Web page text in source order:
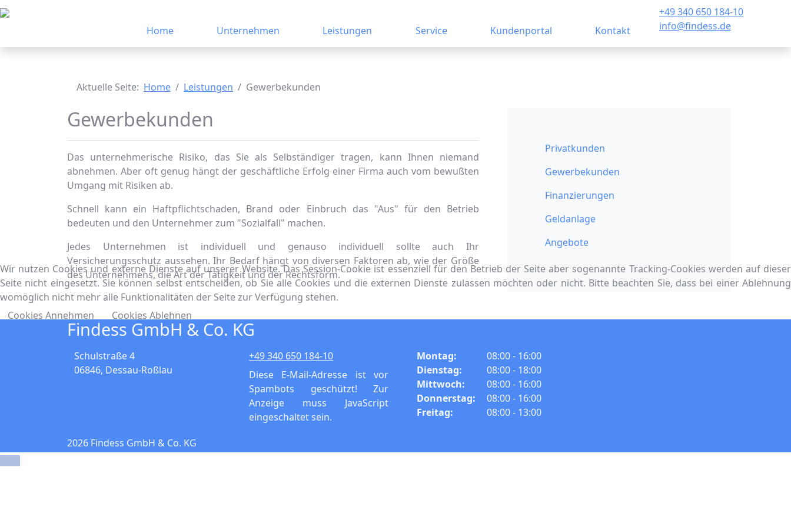
Home Unternehmen Leistungen Service Kundenportal Kontakt
+49 340 650 184-10
info@findess.de
Aktuelle Seite: Home Leistungen Gewerbekunden
Gewerbekunden
Das unternehmerische Risiko, das Sie als Selbständiger tragen, kann Ihnen niemand
abnehmen. Aber oft genug hängt der geschäftliche Erfolg einer Firma auch vom bewußten
Umgang mit Risiken ab.
Schnell kann ein Haftpflichtschaden, Brand oder Einbruch das "Aus" für den Betrieb
bedeuten und den Unternehmer zum "Sozialfall" machen.
Jedes Unternehmen ist individuell und genauso individuell sollte auch Ihr
Versicherungsschutz aussehen. Ihr Bedarf hängt von diversen Faktoren ab, wie der Größe
des Unternehmens, die Art der Tätigkeit und der Rechtsform.
Privatkunden
Gewerbekunden
Finanzierungen
Geldanlage
Angebote
Findess GmbH & Co. KG
Schulstraße 4
06846, Dessau-Roßlau
+49 340 650 184-10
Diese E-Mail-Adresse ist vor
Spambots geschützt! Zur
Anzeige muss JavaScript
eingeschaltet sein.
Montag:
08:00 - 16:00
Dienstag:
08:00 - 18:00
Mittwoch:
08:00 - 16:00
Donnerstag:
08:00 - 16:00
Freitag:
08:00 - 13:00
2026 Findess GmbH & Co. KG
Wir nutzen Cookies und externe Dienste auf unserer Website. Das Session-Cookie ist essenziell für den Betrieb der Seite aber sogenannte Tracking-Cookies werden auf dieser
Seite nicht eingesetzt. Sie können selbst entscheiden, ob Sie alle Cookies und die externen Dienste zulassen möchten oder nicht. Bitte beachten Sie, dass bei einer Ablehnung
womöglich nicht mehr alle Funktionalitäten der Seite zur Verfügung stehen.
Cookies Annehmen
Cookies Ablehnen